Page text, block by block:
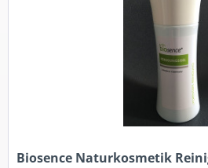
Biosence Naturkosmetik